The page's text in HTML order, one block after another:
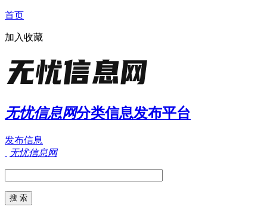
首页
加入收藏
无忧信息网分类信息发布平台
发布信息
无忧信息网